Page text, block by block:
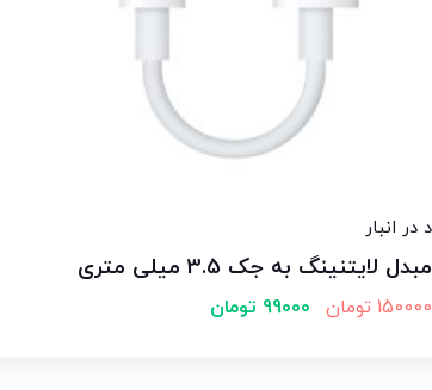
مبدل لایتنینگ به جک 3.5 میلی متری
150000 تومان 99000 تومان